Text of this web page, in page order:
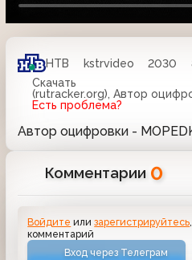
НТВ kstrvideo 2030
Скачать
(rutracker.org), Автор
Есть проблема?
Автор оцифровки -
Комментарии 0
Войдите илизарегистрируйтесь
комментарий
Вход через Телеграм